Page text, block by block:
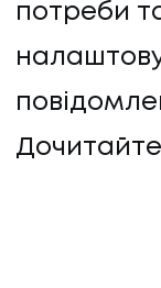
потреби